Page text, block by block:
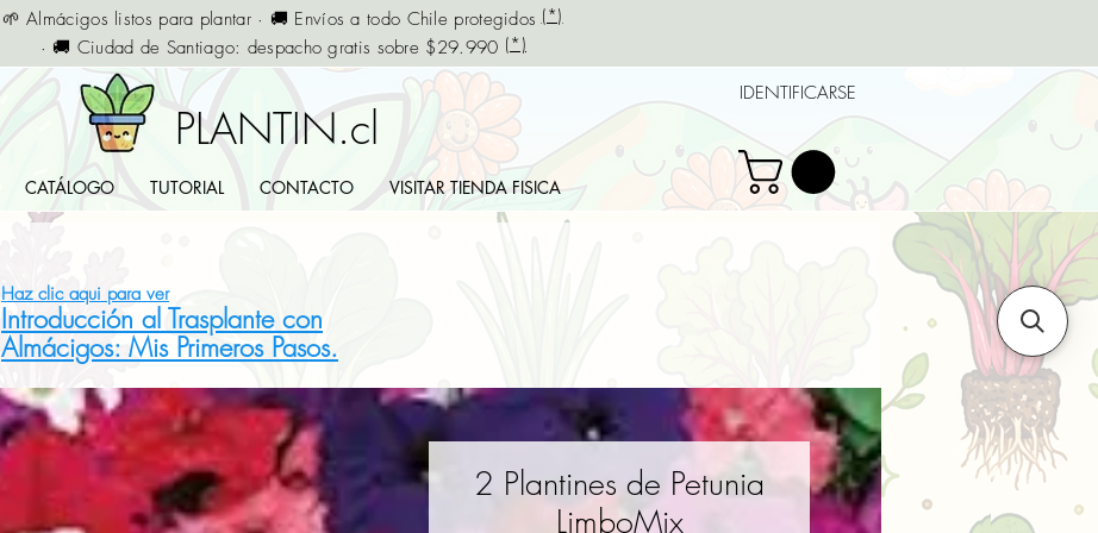
🌱 Almácigos listos para plantar · 🚚 Envíos a todo Chile protegidos
· 🚚 Ciudad de Santiago: despacho gratis sobre $29.990 (*)
(*)
PLANTIN.cl
CATÁLOGO TUTORIAL CONTACTO VISITAR TIENDA FISICA
IDENTIFICARSE
2 Plantines de Petunia
LimboMix
Introducción al Trasplante con
Almácigos: Mis Primeros Pasos.
Haz clic aqui para ver